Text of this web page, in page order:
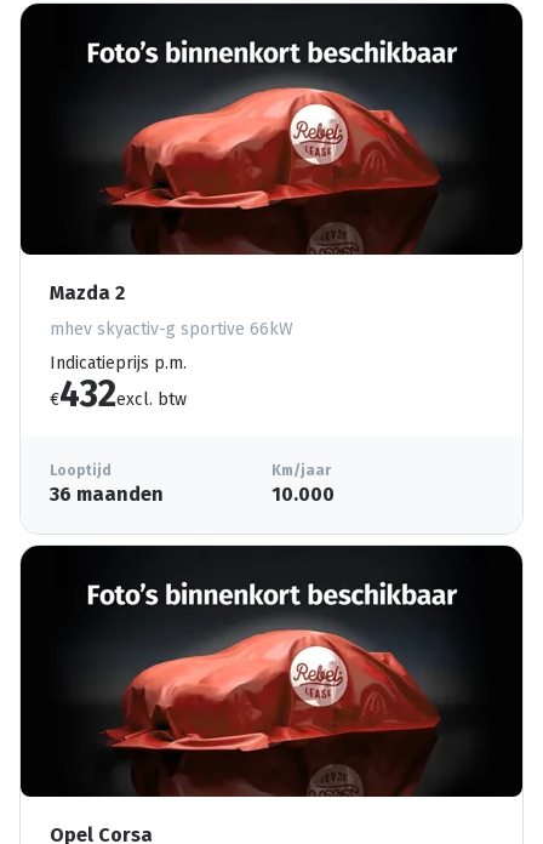
Mazda 2
mhev skyactiv-g sportive 66kW
Indicatieprijs p.m.
€432excl. btw
Looptijd
36 maanden
Km/jaar
10.000
Opel Corsa